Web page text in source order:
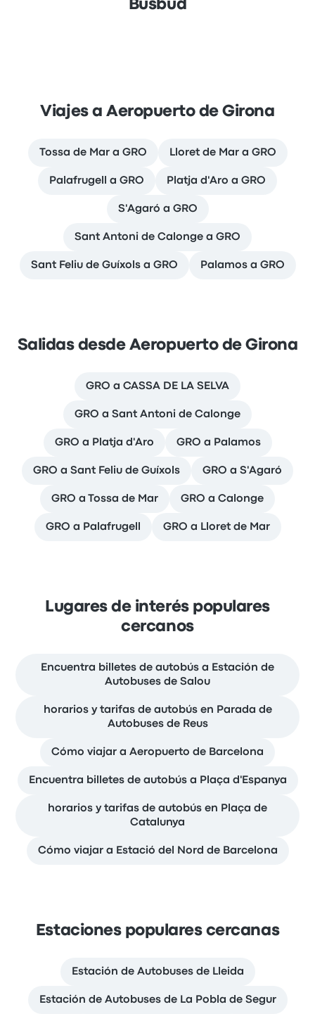
Busbud
Viajes a Aeropuerto de Girona
Tossa de Mar a GRO Lloret de Mar a GRO
Palafrugell a GRO Platja d'Aro a GRO
S'Agaró a GRO
Sant Antoni de Calonge a GRO
Sant Feliu de Guíxols a GRO Palamos a GRO
Salidas desde Aeropuerto de Girona
GRO a CASSA DE LA SELVA
GRO a Sant Antoni de Calonge
GRO a Platja d'Aro GRO a Palamos
GRO a Sant Feliu de Guíxols GRO a S'Agaró
GRO a Tossa de Mar GRO a Calonge
GRO a Palafrugell GRO a Lloret de Mar
Lugares de interés populares
cercanos
Encuentra billetes de autobús a Estación de
Autobuses de Salou
horarios y tarifas de autobús en Parada de
Autobuses de Reus
Cómo viajar a Aeropuerto de Barcelona
Encuentra billetes de autobús a Plaça d'Espanya
horarios y tarifas de autobús en Plaça de
Catalunya
Cómo viajar a Estació del Nord de Barcelona
Estaciones populares cercanas
Estación de Autobuses de Lleida
Estación de Autobuses de La Pobla de Segur